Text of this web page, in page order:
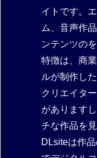
イトです。
ム、音声作
ンテンツの
特徴は、商
ルが制作し
クリエイタ
があります
チな作品を
DLsiteは作